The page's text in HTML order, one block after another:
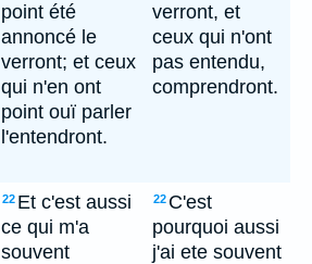
point été
annoncé le
verront; et ceux
qui n'en ont
point ouï parler
l'entendront.
verront, et
ceux qui n'ont
pas entendu,
comprendront.
22 Et c'est aussi
ce qui m'a
souvent
22 C'est
pourquoi aussi
j'ai ete souvent